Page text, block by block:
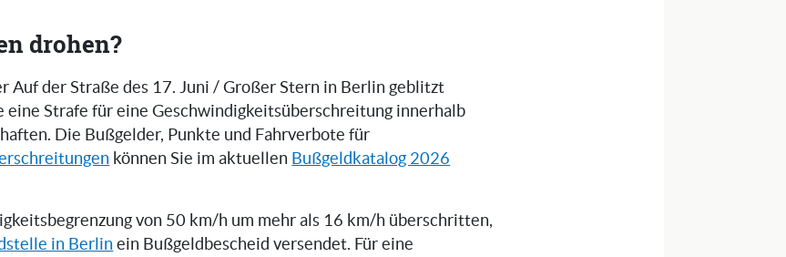
drohen?
Auf der Straße des 17. Juni / Großer Stern in Berlin geblitzt
eine Strafe für eine Geschwindigkeitsüberschreitung innerhalb
Die Bußgelder, Punkte und Fahrverbote für
können Sie im aktuellen Bußgeldkatalog 2026
von 50 km/h um mehr als 16 km/h überschritten,
in Berlin ein Bußgeldbescheid versendet. Für eine